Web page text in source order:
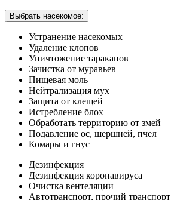
Выбрать насекомое:
Устранение насекомых
Удаление клопов
Уничтожение тараканов
Зачистка от муравьев
Пищевая моль
Нейтрализация мух
Защита от клещей
Истребление блох
Обработать территорию от змей
Подавление ос, шершней, пчел
Комары и гнус
Дезинфекция
Дезинфекция коронавируса
Очистка вентеляции
Автотранспорт, прочий транспорт